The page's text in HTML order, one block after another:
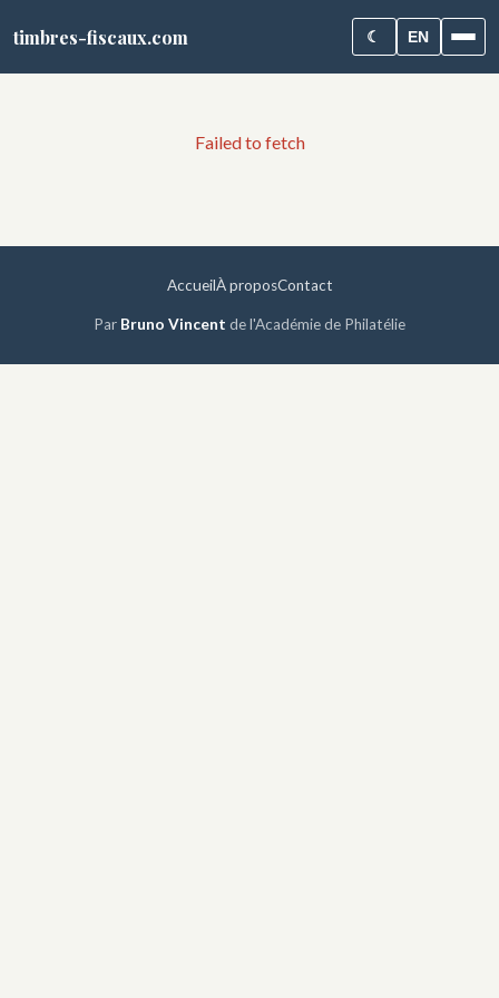
timbres-fiscaux.com ☾ EN
Failed to fetch
AccueilÀ proposContact
Par Bruno Vincent de l'Académie de Philatélie